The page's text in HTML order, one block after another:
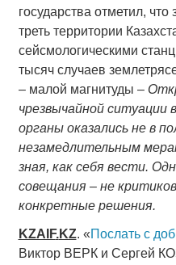
государства отметил,
треть территории
сейсмологическими
тысяч случаев
– малой магнитуды –
чрезвычайной
органы оказались не в
незамедлительным
зная, как себя вести.
совещания – не
конкретные решения.
KZAIF.KZ. «Послать с
Виктор ВЕРК и Сергей